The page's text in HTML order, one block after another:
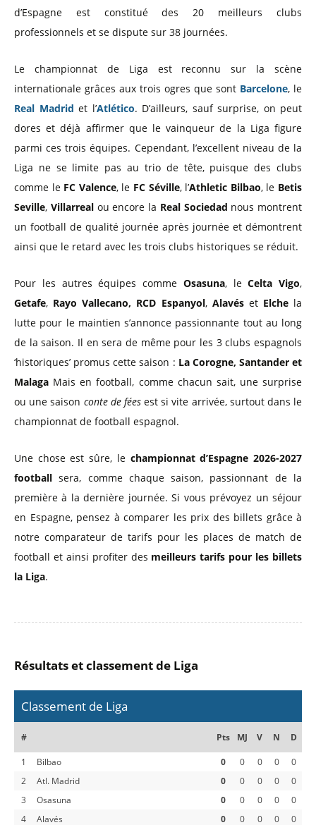
d’Espagne est constitué des 20 meilleurs clubs
professionnels et se dispute sur 38 journées.
Le championnat de Liga est reconnu sur la scène
internationale grâces aux trois ogres que sont Barcelone, le
Real Madrid et l’Atlético. D’ailleurs, sauf surprise, on peut
dores et déjà affirmer que le vainqueur de la Liga figure
parmi ces trois équipes. Cependant, l’excellent niveau de la
Liga ne se limite pas au trio de tête, puisque des clubs
comme le FC Valence, le FC Séville, l’Athletic Bilbao, le Betis
Seville, Villarrealou encore la Real Sociedad nous montrent
un football de qualité journée après journée et démontrent
ainsi que le retard avec les trois clubs historiques se réduit.
Pour les autres équipes comme Osasuna, leCelta Vigo,
Getafe, Rayo Vallecano, RCD Espanyol, Alavéset Elchela
lutte pour le maintien s’annonce passionnante tout au long
de la saison. Il en sera de même pour les 3 clubs espagnols
‘historiques’ promus cette saison : La Corogne, Santander et
Malaga Mais en football, comme chacun sait, une surprise
ou une saison conte de féesest si vite arrivée, surtout dans le
championnat de football espagnol.
Une chose est sûre, le championnat d’Espagne 2026-2027
football sera, comme chaque saison, passionnant de la
première à la dernière journée. Si vous prévoyez un séjour
en Espagne, pensez à comparer les prix des billets grâce à
notre comparateur de tarifs pour les places de match de
football et ainsi profiter des meilleurs tarifs pour les billets
la Liga.
Résultats et classement de Liga
Classement de Liga
# Pts MJ V N D
1 Bilbao 0 0 0 0
0
2
Atl. Madrid 0 0 0 0
0
3
Osasuna 0 0 0 0
0
4
Alavés 0 0 0 0 0